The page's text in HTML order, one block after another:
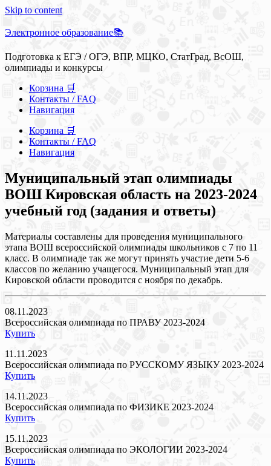
Skip to content
Электронное образование📚
Подготовка к ЕГЭ / ОГЭ, ВПР, МЦКО, СтатГрад, ВсОШ,
олимпиады и конкурсы
Корзина 🛒
Контакты / FAQ
Навигация
Корзина 🛒
Контакты / FAQ
Навигация
Муниципальный этап олимпиады
ВОШ Кировская область на 2023-2024
учебный год (задания и ответы)
Материалы составлены для проведения муниципального
этапа ВОШ всероссийской олимпиады школьников с 7 по 11
класс. В олимпиаде так же могут принять участие дети 5-6
классов по желанию учащегося. Муниципальный этап для
Кировской области проводится с ноября по декабрь.
08.11.2023
Всероссийская олимпиада по ПРАВУ 2023-2024
Купить
11.11.2023
Всероссийская олимпиада по РУССКОМУ ЯЗЫКУ 2023-2024
Купить
14.11.2023
Всероссийская олимпиада по ФИЗИКЕ 2023-2024
Купить
15.11.2023
Всероссийская олимпиада по ЭКОЛОГИИ 2023-2024
Купить